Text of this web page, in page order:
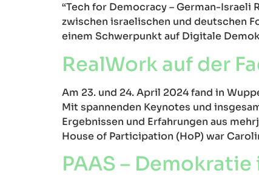
“Tech for Democracy – German-
zwischen israelischen und deutschen
einem Schwerpunkt auf Digitale
RealWork auf der
Am 23. und 24. April 2024 fand in
Mit spannenden Keynotes und
Ergebnissen und Erfahrungen aus
House of Participation (HoP) war
PAAS –